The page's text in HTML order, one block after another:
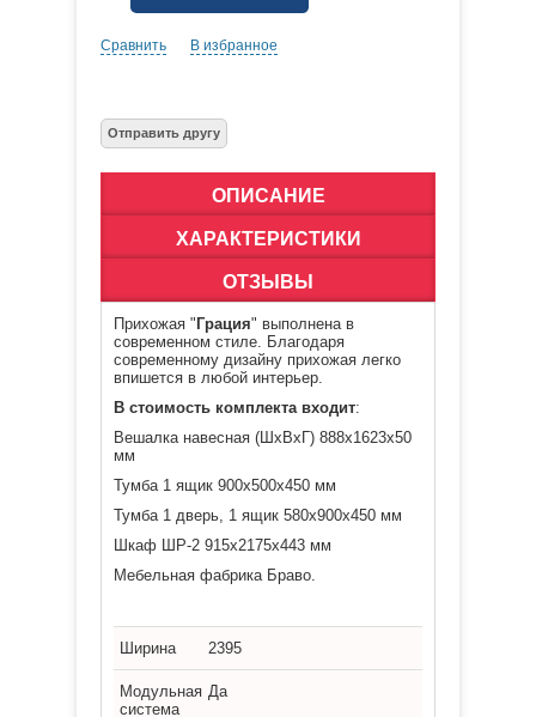
Сравнить В избранное
ОПИСАНИЕ
ХАРАКТЕРИСТИКИ
ОТЗЫВЫ
Прихожая " Грация" выполнена в
современном стиле. Благодаря
современному дизайну прихожая легко
впишется в любой интерьер.
В стоимость комплекта входит:
Вешалка навесная (ШхВхГ) 888х1623х50
мм
Тумба 1 ящик 900х500х450 мм
Тумба 1 дверь, 1 ящик 580х900х450 мм
Шкаф ШР-2 915х2175х443 мм
Мебельная фабрика Браво.
Ширина 2395
Модульная
система
Да